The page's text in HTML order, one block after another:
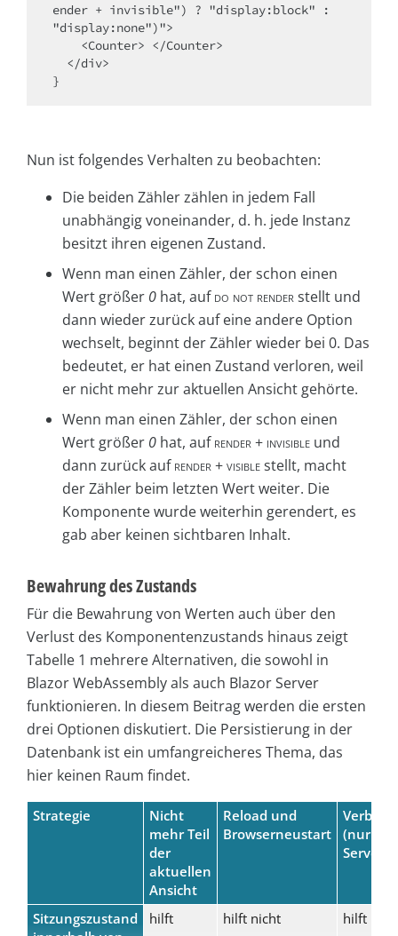
ender + invisible") ? "display:block" :
"display:none")">
}
Nun ist folgendes Verhalten zu beobachten:
Die beiden Zähler zählen in jedem Fall
unabhängig voneinander, d. h. jede Instanz
besitzt ihren eigenen Zustand.
Wenn man einen Zähler, der schon einen
Wert größer 0 hat, aufdo not renderstellt und
dann wieder zurück auf eine andere Option
wechselt, beginnt der Zähler wieder bei 0. Das
bedeutet, er hat einen Zustand verloren, weil
er nicht mehr zur aktuellen Ansicht gehörte.
Wenn man einen Zähler, der schon einen
Wert größer 0 hat, aufrender + invisible und
dann zurück aufrender + visiblestellt, macht
der Zähler beim letzten Wert weiter. Die
Komponente wurde weiterhin gerendert, es
gab aber keinen sichtbaren Inhalt.
Bewahrung des Zustands
Für die Bewahrung von Werten auch über den
Verlust des Komponentenzustands hinaus zeigt
Tabelle 1 mehrere Alternativen, die sowohl in
Blazor WebAssembly als auch Blazor Server
funktionieren. In diesem Beitrag werden die ersten
drei Optionen diskutiert. Die Persistierung in der
Datenbank ist ein umfangreicheres Thema, das
hier keinen Raum findet.
Strategie
Nicht
mehr Teil
der
aktuellen
Ansicht
Reload und
Browserneustart
(nur bei
Server)
Sitzungszustand
hilft hilft nicht hilft